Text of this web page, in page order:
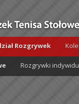
Rozgrywek
Rozgrywki